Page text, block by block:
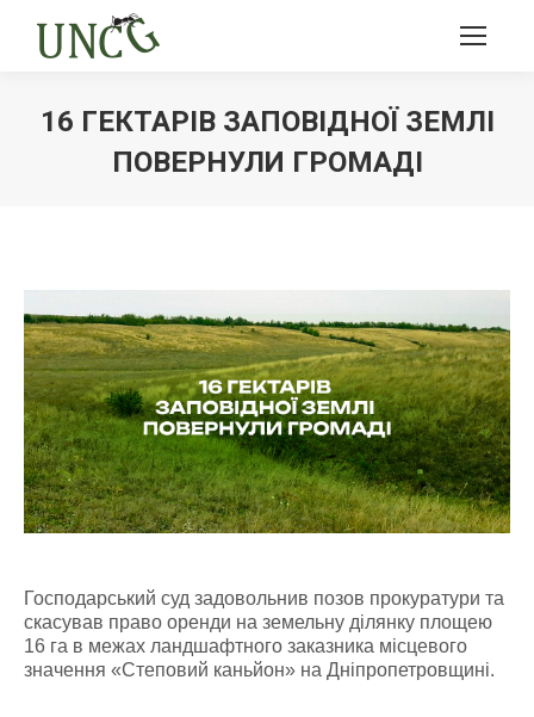
16 ГЕКТАРІВ ЗАПОВІДНОЇ ЗЕМЛІ
ПОВЕРНУЛИ ГРОМАДІ
Господарський суд задовольнив позов прокуратури та
скасував право оренди на земельну ділянку площею
16 га в межах ландшафтного заказника місцевого
значення «Степовий каньйон» на Дніпропетровщині.